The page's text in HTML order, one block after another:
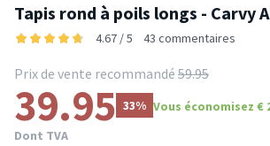
Tapis rond à poils longs - Carvy
4.67 / 5 43 commentaires
Prix de vente recommandé 59.95
39.95 33% Vous économisez €
Dont TVA